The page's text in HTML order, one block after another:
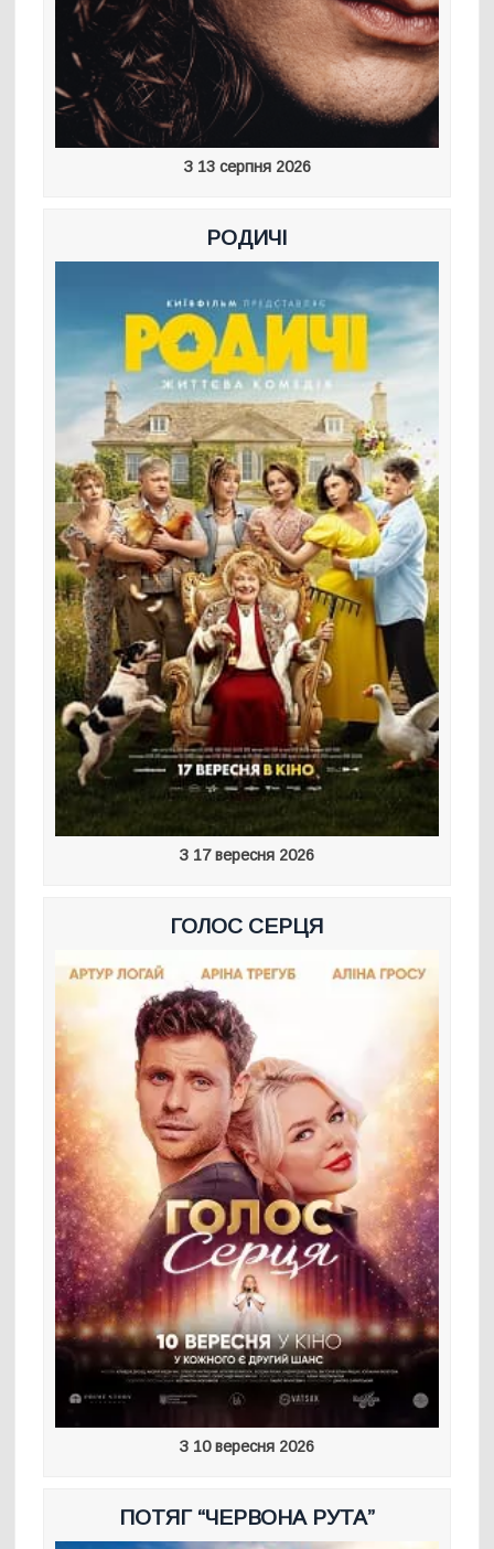
З 13 серпня 2026
РОДИЧІ
З 17 вересня 2026
ГОЛОС СЕРЦЯ
З 10 вересня 2026
ПОТЯГ “ЧЕРВОНА РУТА”